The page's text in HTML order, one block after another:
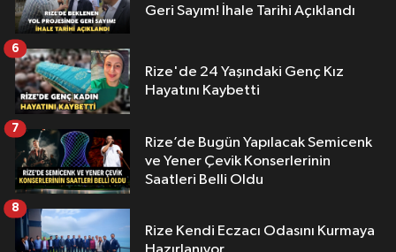
Geri Sayım! İhale Tarihi Açıklandı
Rize'de 24 Yaşındaki Genç Kız
Hayatını Kaybetti
6
Rize’de Bugün Yapılacak Semicenk
ve Yener Çevik Konserlerinin
Saatleri Belli Oldu
7
Rize Kendi Eczacı Odasını Kurmaya
8